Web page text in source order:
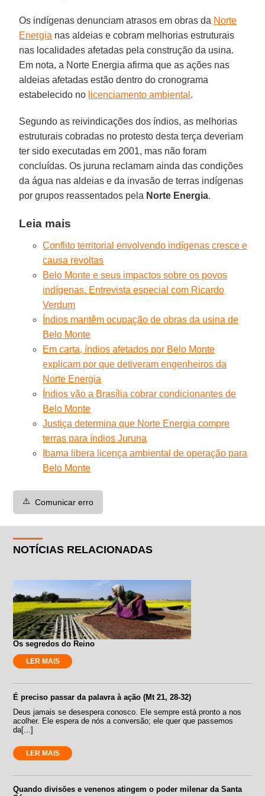
Os indígenas denunciam atrasos em obras da Norte
Energia nas aldeias e cobram melhorias estruturais
nas localidades afetadas pela construção da usina.
Em nota, a Norte Energia afirma que as ações nas
aldeias afetadas estão dentro do cronograma
estabelecido no licenciamento ambiental .
Segundo as reivindicações dos índios, as melhorias
estruturais cobradas no protesto desta terça deveriam
ter sido executadas em 2001, mas não foram
concluídas. Os juruna reclamam ainda das condições
da água nas aldeias e da invasão de terras indígenas
por grupos reassentados pela Norte Energia.
Leia mais
Conflito territorial envolvendo indígenas cresce e
causa revoltas
Belo Monte e seus impactos sobre os povos
indígenas. Entrevista especial com Ricardo
Verdum
Índios mantêm ocupação de obras da usina de
Belo Monte
Em carta, índios afetados por Belo Monte
explicam por que detiveram engenheiros da
Norte Energia
Índios vão a Brasília cobrar condicionantes de
Belo Monte
Justiça determina que Norte Energia compre
terras para índios Juruna
Ibama libera licença ambiental de operação para
Belo Monte
⚠️ Comunicar erro
NOTÍCIAS RELACIONADAS
Os segredos do Reino
LER MAIS
É preciso passar da palavra à ação (Mt 21, 28-32)
Deus jamais se desespera conosco. Ele sempre está pronto a nos
acolher. Ele espera de nós a conversão; ele quer que passemos
da[...]
LER MAIS
Quando divisões e venenos atingem o poder milenar da Santa